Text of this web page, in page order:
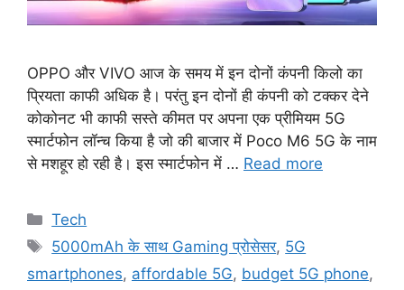
OPPO और VIVO आज के समय में इन दोनों कंपनी किलो का
प्रियता काफी अधिक है। परंतु इन दोनों ही कंपनी को टक्कर देने
कोकोनट भी काफी सस्ते कीमत पर अपना एक प्रीमियम 5G
स्मार्टफोन लॉन्च किया है जो की बाजार में Poco M6 5G के नाम
से मशहूर हो रही है। इस स्मार्टफोन में … Read more
Categories
Tech
Tags
5000mAh के साथ Gaming प्रोसेसर, 5G
smartphones, affordable 5G, budget 5G phone,